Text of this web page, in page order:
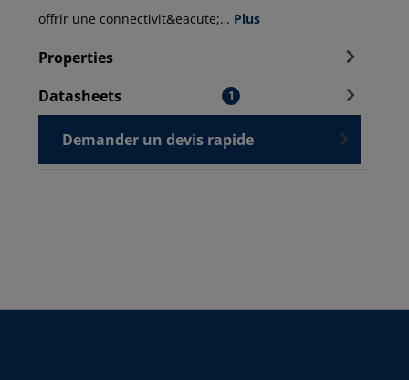
offrir une connectivit&eacute;… Plus
Properties
Datasheets
1
Demander un devis rapide